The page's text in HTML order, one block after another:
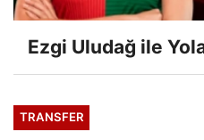
Ezgi Uludağ ile
TRANSFER